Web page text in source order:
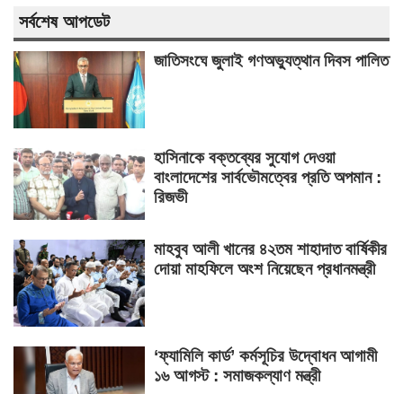
সর্বশেষ আপডেট
জাতিসংঘে জুলাই গণঅভ্যুত্থান দিবস পালিত
হাসিনাকে বক্তব্যের সুযোগ দেওয়া
বাংলাদেশের সার্বভৌমত্বের প্রতি অপমান :
রিজভী
মাহবুব আলী খানের ৪২তম শাহাদাত বার্ষিকীর
দোয়া মাহফিলে অংশ নিয়েছেন প্রধানমন্ত্রী
‘ফ্যামিলি কার্ড’ কর্মসূচির উদ্বোধন আগামী
১৬ আগস্ট : সমাজকল্যাণ মন্ত্রী